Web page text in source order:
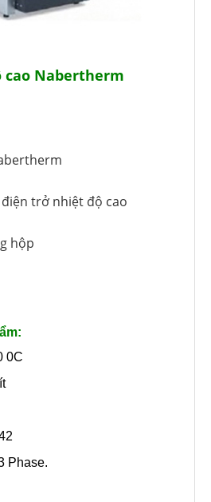
cao Nabertherm
trở nhiệt độ cao
hộp
0C
Phase.